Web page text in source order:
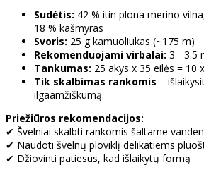
Sudėtis: 42 % itin plona merino
18 % kašmyras
Svoris: 25 g kamuoliukas (~175 m)
Rekomenduojami virbalai: 3 - 3.5
Tankumas: 25 akys x 35 eilės = 10
Tik skalbimas rankomis –
ilgaamžiškumą.
Priežiūros rekomendacijos:
✔ Švelniai skalbti rankomis šaltame
✔ Naudoti švelnų ploviklį delikatiems
✔ Džiovinti patiesus, kad išlaikytų formą